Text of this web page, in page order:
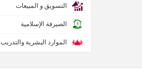
التسويق و المبيعات
الصيرفة الإسلامية
الموارد البشرية والتدريب